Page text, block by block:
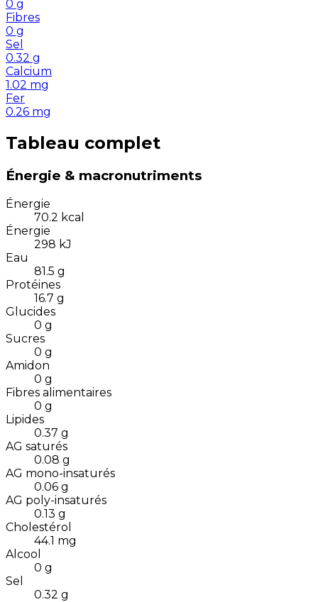
0 g
Fibres
0 g
Sel
0.32 g
Calcium
1.02 mg
Fer
0.26 mg
Tableau complet
Énergie & macronutriments
Énergie
70.2 kcal
Énergie
298 kJ
Eau
81.5 g
Protéines
16.7 g
Glucides
0 g
Sucres
0 g
Amidon
0 g
Fibres alimentaires
0 g
Lipides
0.37 g
AG saturés
0.08 g
AG mono-insaturés
0.06 g
AG poly-insaturés
0.13 g
Cholestérol
44.1 mg
Alcool
0 g
Sel
0.32 g